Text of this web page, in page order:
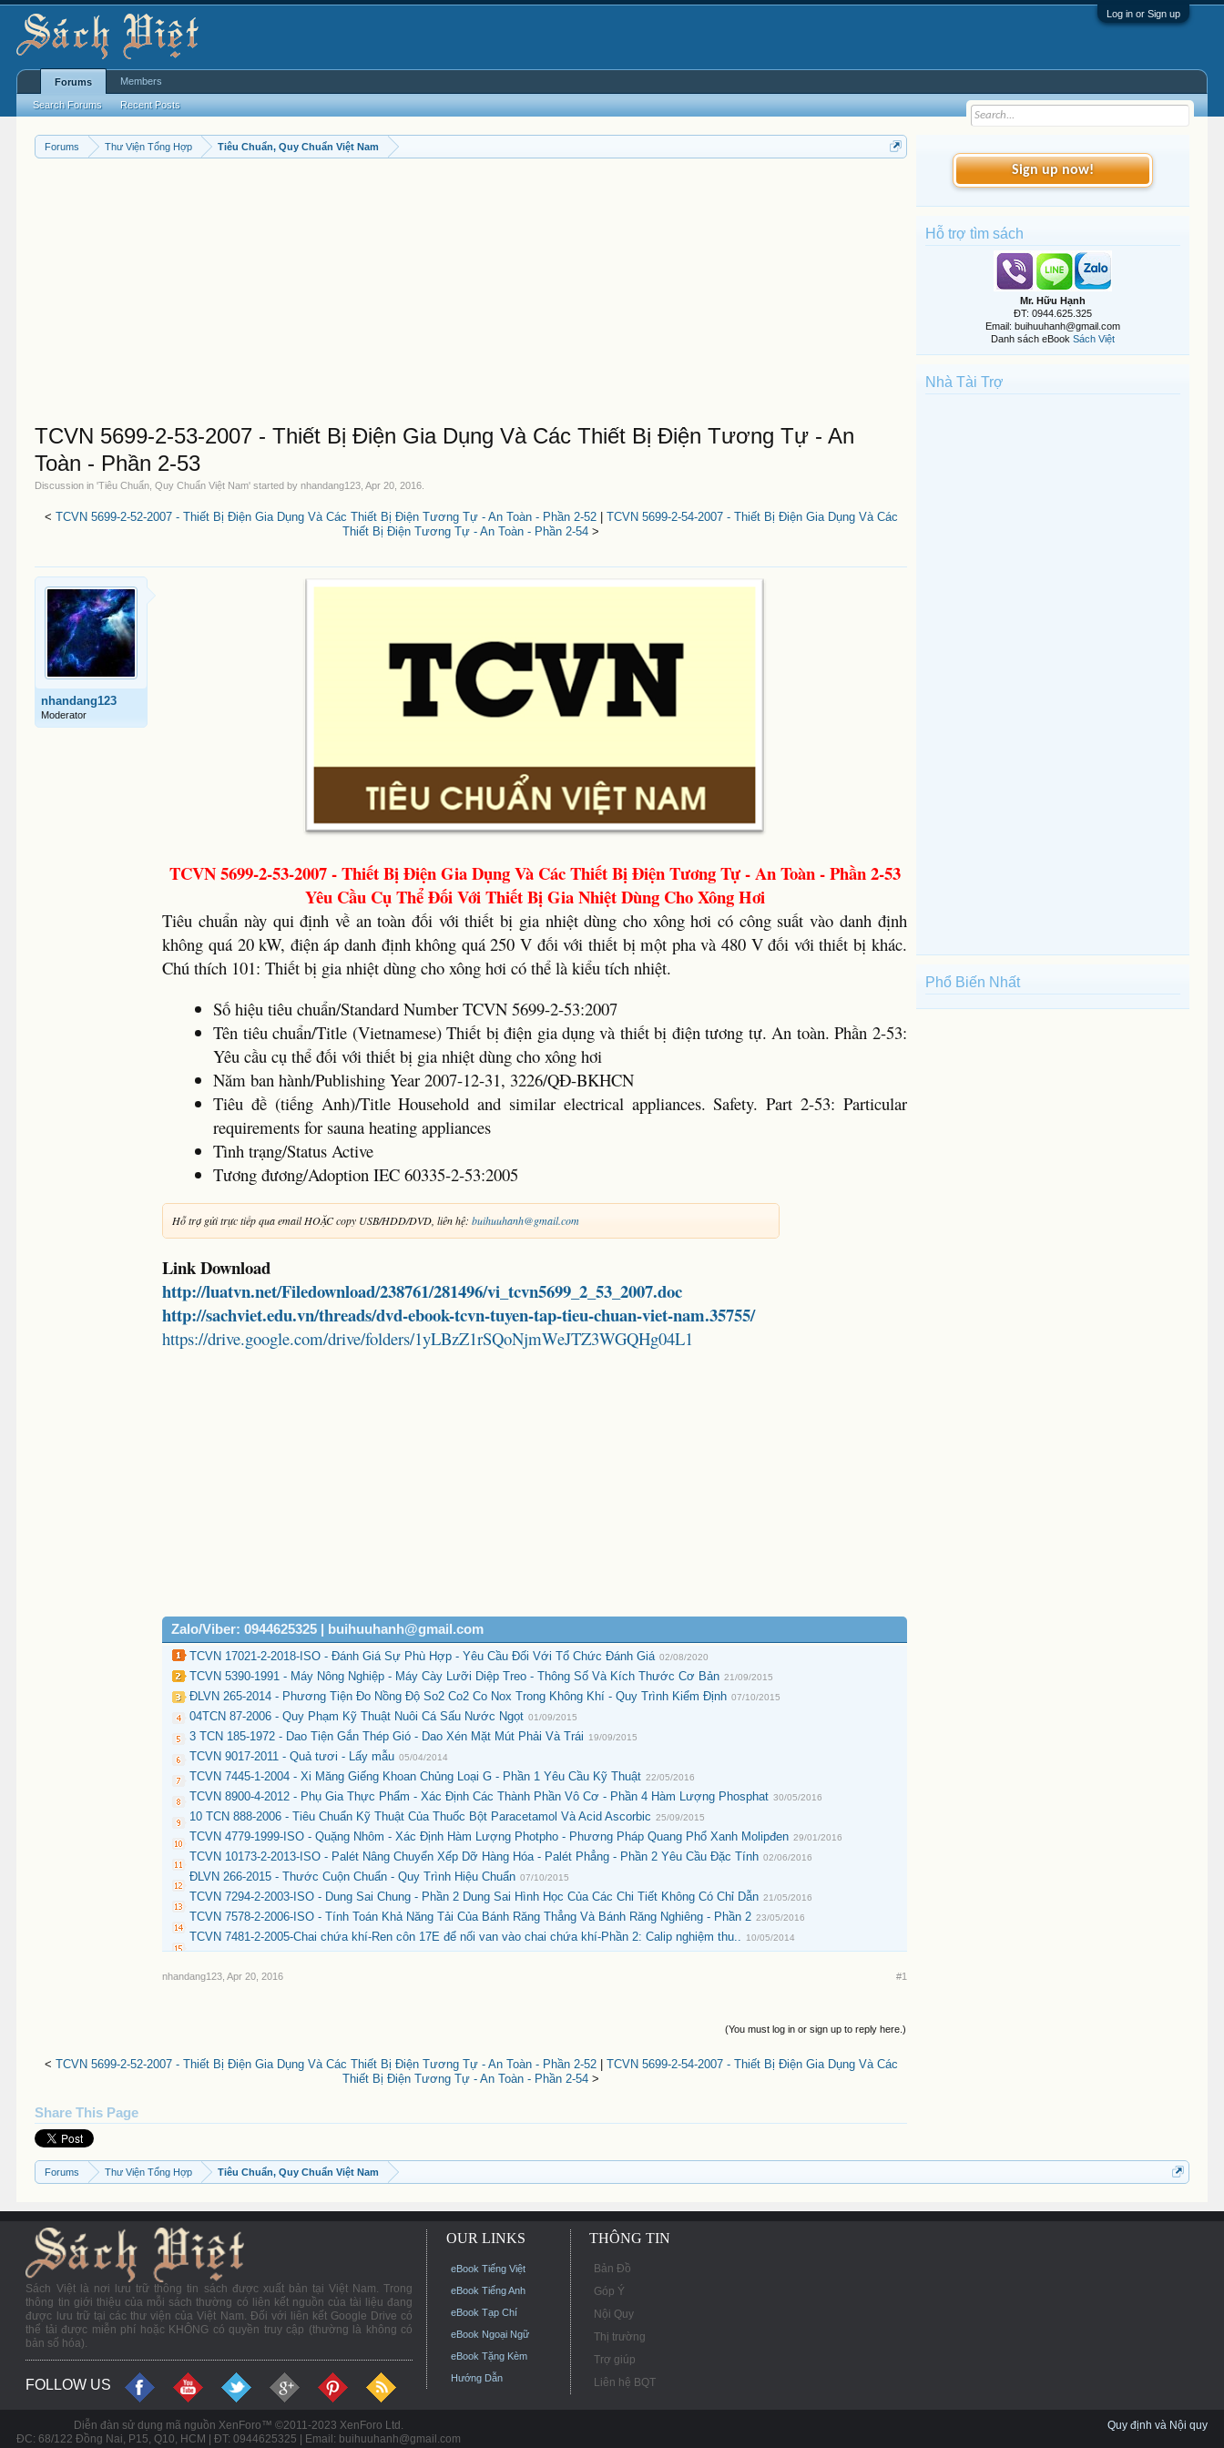
Log in or Sign up
Forums Thư Viện Tổng Hợp Tiêu Chuẩn, Quy Chuẩn Việt Nam
TCVN 5699-2-53-2007 - Thiết Bị Điện Gia Dụng Và Các Thiết Bị Điện Tương Tự - An
Toàn - Phần 2-53
Discussion in 'Tiêu Chuẩn, Quy Chuẩn Việt Nam' started bynhandang123 ,Apr 20, 2016
< TCVN 5699-2-52-2007 - Thiết Bị Điện Gia Dụng Và Các Thiết Bị Điện Tương Tự - An Toàn - Phần 2-52| TCVN 5699-2-54-2007 - Thiết Bị Điện Gia Dụng Và Các
Thiết Bị Điện Tương Tự - An Toàn - Phần 2-54 >
nhandang123
Moderator
TCVN 5699-2-53-2007 - Thiết Bị Điện Gia Dụng Và Các Thiết Bị Điện Tương Tự - An Toàn - Phần 2-53
Yêu Cầu Cụ Thể Đối Với Thiết Bị Gia Nhiệt Dùng Cho Xông Hơi
Tiêu chuẩn này qui định về an toàn đối với thiết bị gia nhiệt dùng cho xông hơi có công suất vào danh định
không quá 20 kW, điện áp danh định không quá 250 V đối với thiết bị một pha và 480 V đối với thiết bị khác.
Chú thích 101: Thiết bị gia nhiệt dùng cho xông hơi có thể là kiểu tích nhiệt.
Số hiệu tiêu chuẩn/Standard Number TCVN 5699-2-53:2007
Tên tiêu chuẩn/Title (Vietnamese) Thiết bị điện gia dụng và thiết bị điện tương tự. An toàn. Phần 2-53:
Yêu cầu cụ thể đối với thiết bị gia nhiệt dùng cho xông hơi
Năm ban hành/Publishing Year 2007-12-31, 3226/QĐ-BKHCN
Tiêu đề (tiếng Anh)/Title Household and similar electrical appliances. Safety. Part 2-53: Particular
requirements for sauna heating appliances
Tình trạng/Status Active
Tương đương/Adoption IEC 60335-2-53:2005
Hỗ trợ gửi trực tiếp qua email HOẶC copy USB/HDD/DVD, liên hệ:buihuuhanh@gmail.com
Link Download
http://luatvn.net/Filedownload/238761/281496/vi_tcvn5699_2_53_2007.doc
http://sachviet.edu.vn/threads/dvd-ebook-tcvn-tuyen-tap-tieu-chuan-viet-nam.35755/
https://drive.google.com/drive/folders/1yLBzZ1rSQoNjmWeJTZ3WGQHg04L1
Zalo/Viber: 0944625325 | buihuuhanh@gmail.com
TCVN 17021-2-2018-ISO - Đánh Giá Sự Phù Hợp - Yêu Cầu Đối Với Tổ Chức Đánh Giá 02/08/2020
TCVN 5390-1991 - Máy Nông Nghiệp - Máy Cày Lưỡi Diệp Treo - Thông Số Và Kích Thước Cơ Bản 21/09/2015
ĐLVN 265-2014 - Phương Tiện Đo Nồng Độ So2 Co2 Co Nox Trong Không Khí - Quy Trình Kiểm Định 07/10/2015
04TCN 87-2006 - Quy Phạm Kỹ Thuật Nuôi Cá Sấu Nước Ngọt 01/09/2015
3 TCN 185-1972 - Dao Tiện Gắn Thép Gió - Dao Xén Mặt Mút Phải Và Trái 19/09/2015
TCVN 9017-2011 - Quả tươi - Lấy mẫu 05/04/2014
TCVN 7445-1-2004 - Xi Măng Giếng Khoan Chủng Loại G - Phần 1 Yêu Cầu Kỹ Thuật 22/05/2016
TCVN 8900-4-2012 - Phụ Gia Thực Phẩm - Xác Định Các Thành Phần Vô Cơ - Phần 4 Hàm Lượng Phosphat 30/05/2016
10 TCN 888-2006 - Tiêu Chuẩn Kỹ Thuật Của Thuốc Bột Paracetamol Và Acid Ascorbic 25/09/2015
TCVN 4779-1999-ISO - Quặng Nhôm - Xác Định Hàm Lượng Photpho - Phương Pháp Quang Phổ Xanh Molipđen 29/01/2016
TCVN 10173-2-2013-ISO - Palét Nâng Chuyển Xếp Dỡ Hàng Hóa - Palét Phẳng - Phần 2 Yêu Cầu Đặc Tính 02/06/2016
ĐLVN 266-2015 - Thước Cuộn Chuẩn - Quy Trình Hiệu Chuẩn 07/10/2015
TCVN 7294-2-2003-ISO - Dung Sai Chung - Phần 2 Dung Sai Hình Học Của Các Chi Tiết Không Có Chỉ Dẫn 21/05/2016
TCVN 7578-2-2006-ISO - Tính Toán Khả Năng Tải Của Bánh Răng Thẳng Và Bánh Răng Nghiêng - Phần 2 23/05/2016
TCVN 7481-2-2005-Chai chứa khí-Ren côn 17E để nối van vào chai chứa khí-Phần 2: Calip nghiệm thu.. 10/05/2014
nhandang123 Apr 20, 2016 #1
(You must log in or sign up to reply here.)
< TCVN 5699-2-52-2007 - Thiết Bị Điện Gia Dụng Và Các Thiết Bị Điện Tương Tự - An Toàn - Phần 2-52| TCVN 5699-2-54-2007 - Thiết Bị Điện Gia Dụng Và Các
Thiết Bị Điện Tương Tự - An Toàn - Phần 2-54 >
Share This Page
Sign up now!
Hỗ trợ tìm sách
Mr. Hữu Hạnh
ĐT: 0944.625.325
Email: buihuuhanh@gmail.com
Danh sách eBook Sách Việt
Nhà Tài Trợ
Phổ Biến Nhất
Forums Thư Viện Tổng Hợp Tiêu Chuẩn, Quy Chuẩn Việt Nam
Forums
Search Forums Recent Posts
Members
Sách Việt là nơi lưu trữ thông tin sách được xuất bản tại Việt Nam. Trong
thông tin giới thiệu của mỗi sách thường có liên kết nguồn của tài liệu đang
được lưu trữ tại các thư viện của Việt Nam. Đối với liên kết Google Drive có
thể tải được miễn phí hoặc KHÔNG có quyền truy cập (thường là không có
bản số hóa).
FOLLOW US
OUR LINKS
eBook Tiếng Việt
eBook Tiếng Anh
eBook Tạp Chí
eBook Ngoại Ngữ
eBook Tặng Kèm
Hướng Dẫn
THÔNG TIN
Bản Đồ
Góp Ý
Nội Quy
Thị trường
Trợ giúp
Liên hệ BQT
Diễn đàn sử dụng mã nguồn XenForo™ ©2011-2023 XenForo Ltd.
ĐC: 68/122 Đồng Nai, P15, Q10, HCM | ĐT: 0944625325 | Email: buihuuhanh@gmail.com
Quy định và Nội quy